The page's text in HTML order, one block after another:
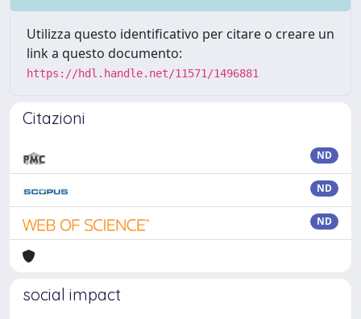
Utilizza questo identificativo per citare o creare un
link a questo documento:
https://hdl.handle.net/11571/1496881
Citazioni
ND
ND
ND
social impact